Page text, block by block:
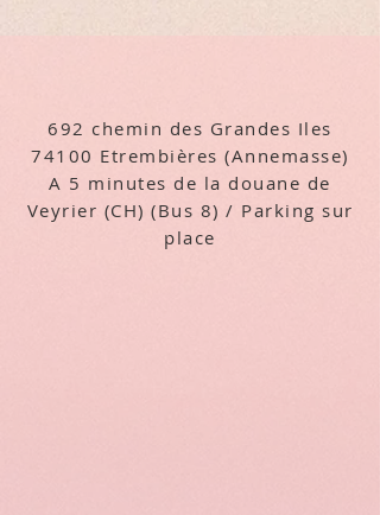
692 chemin des Grandes Iles
74100 Etrembières (Annemasse)
A 5 minutes de la douane de
Veyrier (CH) (Bus 8) / Parking sur
place